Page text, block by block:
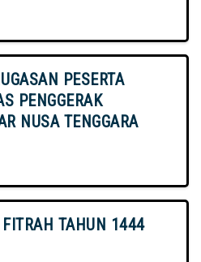
PESERTA
PENGGERAK
NUSA TENGGARA
TAHUN 1444